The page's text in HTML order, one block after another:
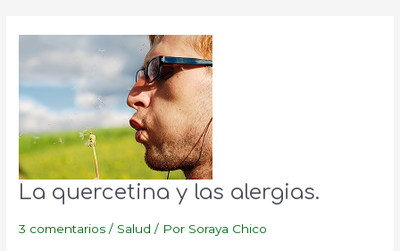
La quercetina y las alergias.
3 comentarios / Salud / Por Soraya Chico